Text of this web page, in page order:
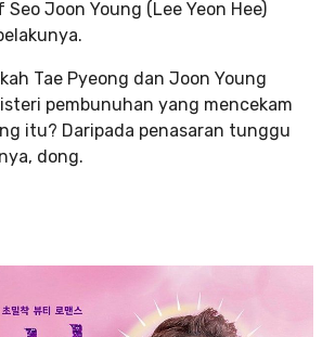
Joon Young (Lee Yeon Hee)
Tae Pyeong dan Joon Young
pembunuhan yang mencekam
itu? Daripada penasaran tunggu
dong.